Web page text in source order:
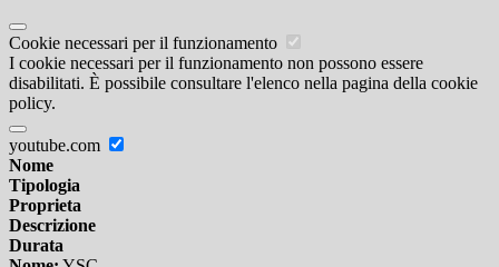
Cookie necessari per il funzionamento
I cookie necessari per il funzionamento non possono essere
disabilitati. È possibile consultare l'elenco nella pagina della cookie
policy.
youtube.com
Nome
Tipologia
Proprieta
Descrizione
Durata